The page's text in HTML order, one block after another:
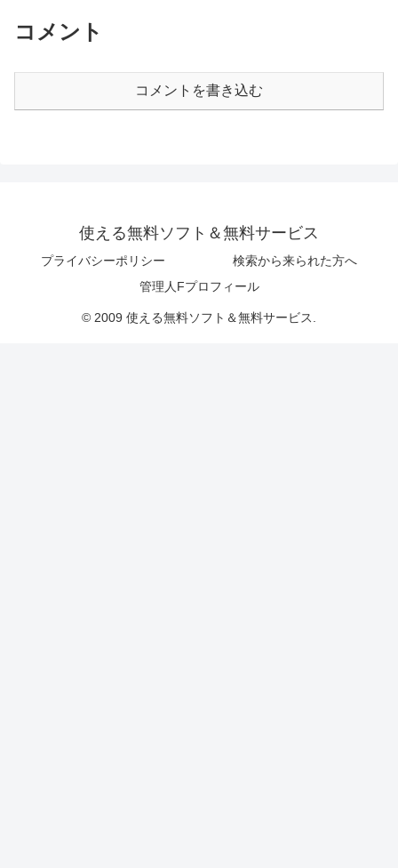
コメント
コメントを書き込む
使える無料ソフト＆無料サービス
プライバシーポリシー
検索から来られた方へ
管理人Fプロフィール
© 2009 使える無料ソフト＆無料サービス.